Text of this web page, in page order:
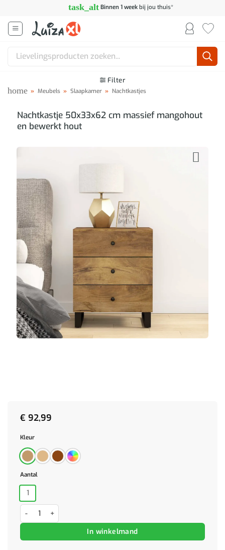
inhoud
task_alt Binnen 1 weekbij jou thuis*
Zoeken
Filter
home » Meubels » Slaapkamer » Nachtkastjes
Nachtkastje 50x33x62 cm massief mangohout
en bewerkt hout
€ 92,99
Kleur
Aantal
1
Nachtkastje 50x33x62 cm massief mangohout en bewerkt hout
In winkelmand